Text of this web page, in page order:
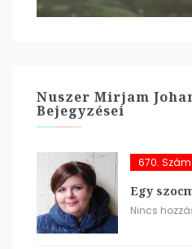
Nuszer Mirjam
Bejegyzései
670. Szám
Egy
Nincs